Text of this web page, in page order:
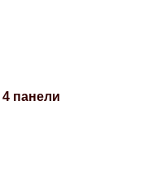
4 панели